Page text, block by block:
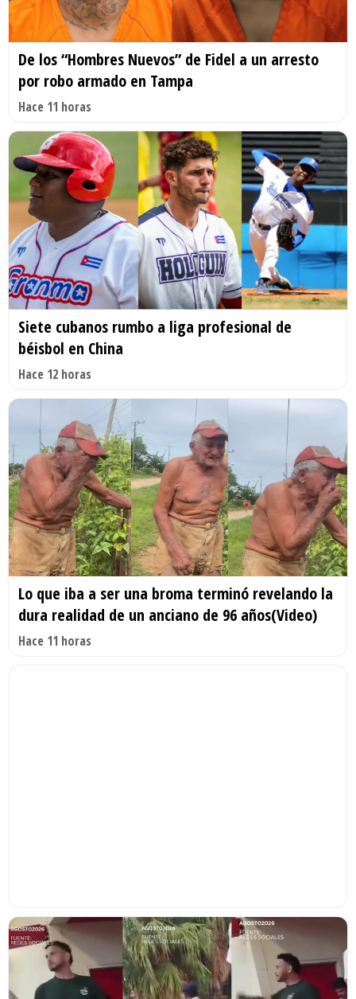
De los “Hombres Nuevos” de Fidel a un arresto
por robo armado en Tampa
Hace 11 horas
Siete cubanos rumbo a liga profesional de
béisbol en China
Hace 12 horas
Lo que iba a ser una broma terminó revelando la
dura realidad de un anciano de 96 años(Video)
Hace 11 horas